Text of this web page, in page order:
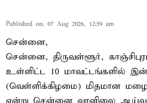
Published on: 07 Aug 2026, 12:59 am
சென்னை,
சென்னை, திருவள்ளூர்,
உள்ளிட்ட 10 மாவட்டங்களில்
(வெள்ளிக்கிழமை) மிதமான